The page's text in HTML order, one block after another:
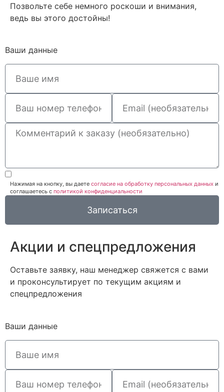
Позвольте себе немного роскоши и внимания,
ведь вы этого достойны!
Ваши данные
Нажимая на кнопку, вы даете согласие на обработку персональных данных и
соглашаетесь c политикой конфиденциальности
Записаться
Акции и спецпредложения
Оставьте заявку, наш менеджер свяжется с вами
и проконсультирует по текущим акциям и
спецпредложения
Ваши данные